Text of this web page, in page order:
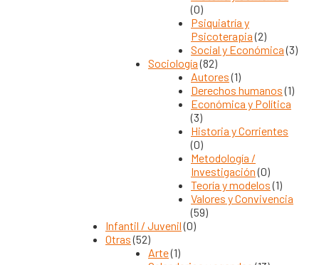
(0)
Psiquiatría y
Psicoterapia (2)
Social y Económica (3)
Sociología (82)
Autores (1)
Derechos humanos (1)
Económica y Política
(3)
Historia y Corrientes
(0)
Metodología /
Investigación (0)
Teoría y modelos (1)
Valores y Convivencia
(59)
Infantil / Juvenil (0)
Otras (52)
Arte(1)